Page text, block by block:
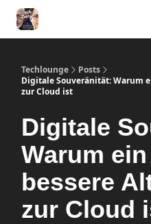
Techlounge
Posts
Digitale Souveränität: Warum
zur Cloud ist
Digitale
Warum
bessere
zur Cloud